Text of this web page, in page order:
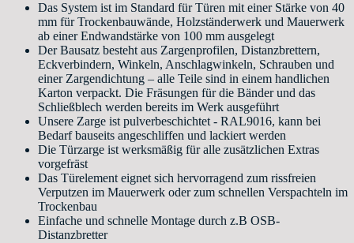
Das System ist im Standard für Türen mit einer Stärke von 40
mm für Trockenbauwände, Holzständerwerk und Mauerwerk
ab einer Endwandstärke von 100 mm ausgelegt
Der Bausatz besteht aus Zargenprofilen, Distanzbrettern,
Eckverbindern, Winkeln, Anschlagwinkeln, Schrauben und
einer Zargendichtung – alle Teile sind in einem handlichen
Karton verpackt. Die Fräsungen für die Bänder und das
Schließblech werden bereits im Werk ausgeführt
Unsere Zarge ist pulverbeschichtet - RAL9016, kann bei
Bedarf bauseits angeschliffen und lackiert werden
Die Türzarge ist werksmäßig für alle zusätzlichen Extras
vorgefräst
Das Türelement eignet sich hervorragend zum rissfreien
Verputzen im Mauerwerk oder zum schnellen Verspachteln im
Trockenbau
Einfache und schnelle Montage durch z.B OSB-
Distanzbretter